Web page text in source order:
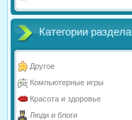
Категории раздела
Другое
Компьютерные игры
Красота и здоровье
Люди и блоги